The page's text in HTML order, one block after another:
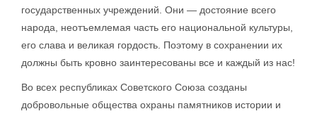
государственных учреждений. Они — достояние всего
народа, неотъемлемая часть его национальной культуры,
его слава и великая гордость. Поэтому в сохранении их
должны быть кровно заинтересованы все и каждый из нас!
Во всех республиках Советского Союза созданы
добровольные общества охраны памятников истории и